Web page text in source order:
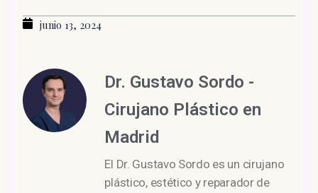
junio 13, 2024
Dr. Gustavo Sordo -
Cirujano Plástico en
Madrid
El Dr. Gustavo Sordo es un cirujano
plástico, estético y reparador de